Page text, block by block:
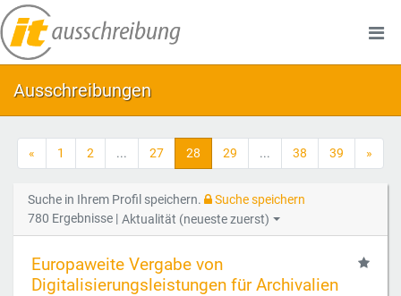
Ausschreibungen
« 1 2 ... 27 28 29 ... 38 39 »
Suche in Ihrem Profil speichern.
Suche speichern
780 Ergebnisse | Aktualität (neueste zuerst)
Europaweite Vergabe von
Digitalisierungsleistungen für Archivalien